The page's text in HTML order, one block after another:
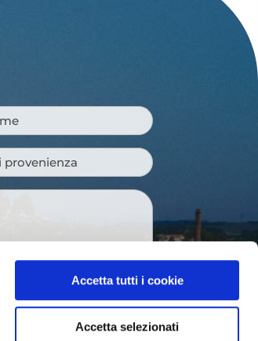
Accetta tutti i cookie
Accetta selezionati
*
le novità della